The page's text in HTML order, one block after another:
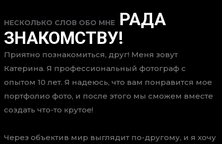
НЕСКОЛЬКО СЛОВ ОБО МНЕ
РАДА
ЗНАКОМСТВУ!
Приятно познакомиться, друг! Меня зовут
Катерина. Я профессиональный фотограф с
опытом 10 лет. Я надеюсь, что вам понравится мое
портфолио фото, и после этого мы сможем вместе
создать что-то крутое!
Через объектив мир выглядит по-другому, и я хочу